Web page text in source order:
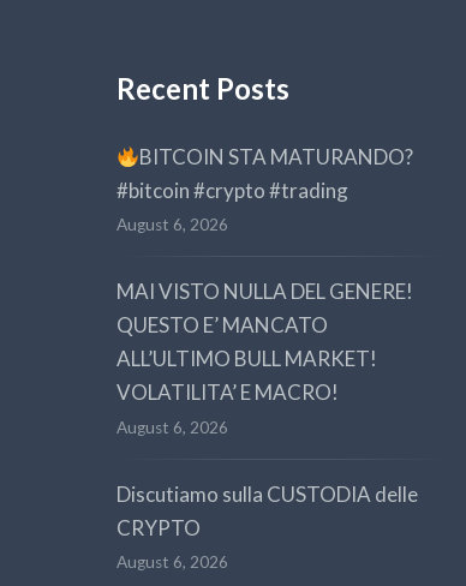
Recent Posts
BITCOIN STA MATURANDO?
#bitcoin #crypto #trading
August 6, 2026
MAI VISTO NULLA DEL GENERE!
QUESTO E’ MANCATO
ALL’ULTIMO BULL MARKET!
VOLATILITA’ E MACRO!
August 6, 2026
Discutiamo sulla CUSTODIA delle
CRYPTO
August 6, 2026